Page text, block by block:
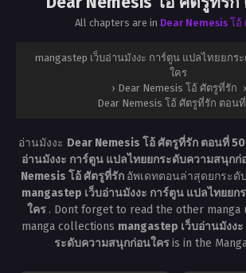
All chapters are in Dear Nemesis โอ้
mangastep เว็บอ่านมังงะ การ์ตูน แปลไทยยก
ใคร
› Dear Nemesis โอ้ ศัตรูที่รัก ›
Dear Nemesis โอ้ ศัตรูที่รัก ตอน
อ่านมังงะ Dear Nemesis โอ้ ศัตรูที่รัก ตอนที่ 50
อ่านมังงะ การ์ตูน แปลไทยยกระดับความสนุกก่
Nemesis โอ้ ศัตรูที่รัก อัพเดทตอนล่าสุดยกระดั
mangastep เว็บอ่านมังงะ การ์ตูน แปลไทยย
ใคร . Dont forget to read the other manga
manga collections mangastep เว็บอ่านมังง
ระดับความสนุกก่อนใครis in the